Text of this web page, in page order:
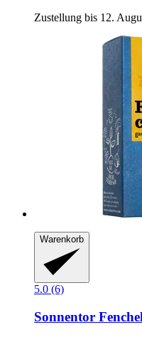
Zustellung bis 12.
Warenkorb
5.0 (6)
Sonnentor